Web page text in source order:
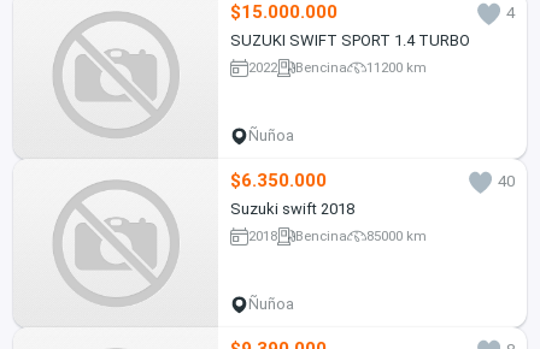
$15.000.000
4
SUZUKI SWIFT SPORT 1.4 TURBO
2022 Bencina 11200 km
Ñuñoa
$6.350.000
40
Suzuki swift 2018
2018 Bencina 85000 km
Ñuñoa